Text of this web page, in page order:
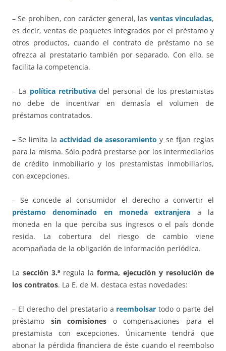
– Se prohíben, con carácter general, las ventas vinculadas,
es decir, ventas de paquetes integrados por el préstamo y
otros productos, cuando el contrato de préstamo no se
ofrezca al prestatario también por separado. Con ello, se
facilita la competencia.
– La política retributivadel personal de los prestamistas
no debe de incentivar en demasía el volumen de
préstamos contratados.
– Se limita la actividad de asesoramiento y se fijan reglas
para la misma. Sólo podrá prestarse por los intermediarios
de crédito inmobiliario y los prestamistas inmobiliarios,
con excepciones.
– Se concede al consumidor el derecho a convertir el
préstamo denominado en moneda extranjera a la
moneda en la que perciba sus ingresos o el país donde
resida. La cobertura del riesgo de cambio viene
acompañada de la obligación de información periódica.
La sección 3.ª regula la forma, ejecución y resolución de
los contratos. La E. de M. destaca estas novedades:
– El derecho del prestatario a reembolsar todo o parte del
préstamo sin comisiones o compensaciones para el
prestamista con excepciones. Únicamente tendrá que
abonar la pérdida financiera de éste cuando el reembolso